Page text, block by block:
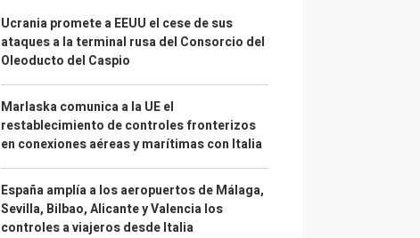
Ucrania promete a EEUU el cese de sus
ataques a la terminal rusa del Consorcio del
Oleoducto del Caspio
Marlaska comunica a la UE el
restablecimiento de controles fronterizos
en conexiones aéreas y marítimas con Italia
España amplía a los aeropuertos de Málaga,
Sevilla, Bilbao, Alicante y Valencia los
controles a viajeros desde Italia